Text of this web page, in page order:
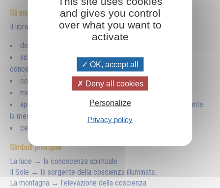
Gli insegnamenti pratici
Il libro invita il lettore a:
dedicare ogni giorno un tempo alla meditazione;
scegliere pensieri elevati come oggetto della
concentrazione;
coltivare il silenzio interiore;
meditare con pazienza e regolarità;
applicare nella vita quotidiana ciò che si comprende durante
la meditazione;
cercare la luce prima di ogni azione importante.
Simboli principali
La luce → la conoscenza spirituale.
Il Sole → la sorgente della coscienza illuminata.
La montagna → l'elevazione della coscienza.
and gives you control
over what you want to
activate
OK, accept all
Deny all cookies
Personalize
Privacy policy